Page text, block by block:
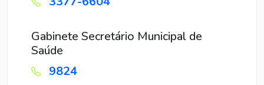
Gabinete Secretário Municipal de
Saúde
9824